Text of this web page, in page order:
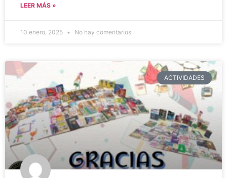
LEER MÁS »
10 enero, 2025 No hay comentarios
ACTIVIDADES